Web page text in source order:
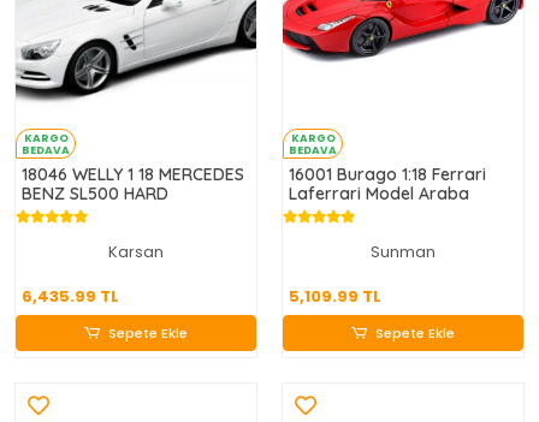
KARGO
BEDAVA
18046 WELLY 1 18 MERCEDES
BENZ SL500 HARD
Karsan
6,435.99 TL
6,435.99 TL
Sepete Ekle
Sepete Ekle
KARGO
BEDAVA
16001 Burago 1:18 Ferrari
Laferrari Model Araba
Sunman
5,109.99 TL
5,109.99 TL
Sepete Ekle
Sepete Ekle